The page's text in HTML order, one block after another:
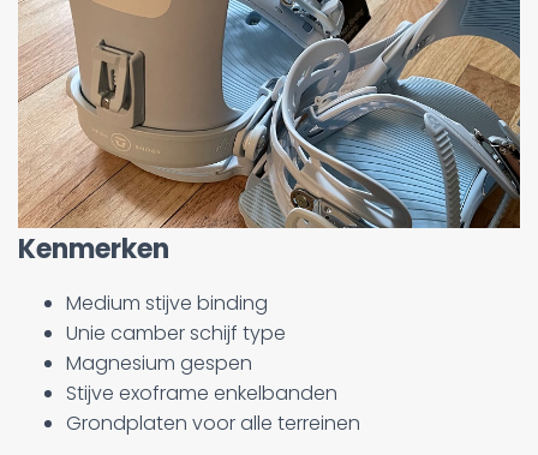
Kenmerken
Medium stijve binding
Unie camber schijf type
Magnesium gespen
Stijve exoframe enkelbanden
Grondplaten voor alle terreinen